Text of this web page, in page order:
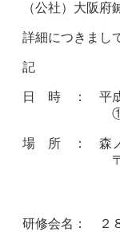
（公社）大阪
詳細につきまし
記
日 時 ： 平成
①１３：３
場 所 ： 森ノ
〒５３７-
アクセス
地下鉄
研修会名： ２